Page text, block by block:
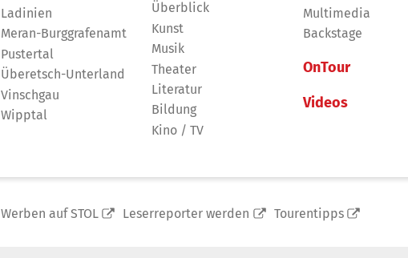
Ladinien
Meran-Burggrafenamt
Pustertal
Überetsch-Unterland
Vinschgau
Wipptal
Überblick
Kunst
Musik
Theater
Literatur
Bildung
Kino / TV
Multimedia
Backstage
OnTour
Videos
Werben auf STOL Leserreporter werden Tourentipps